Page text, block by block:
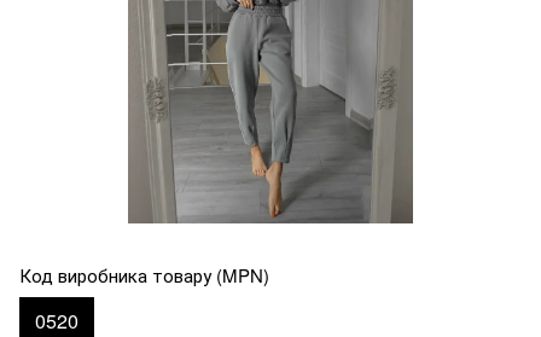
Код виробника товару (MPN)
0520